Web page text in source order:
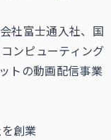
社富士通入社、国
ンピューティング
トの動画配信事業
創業